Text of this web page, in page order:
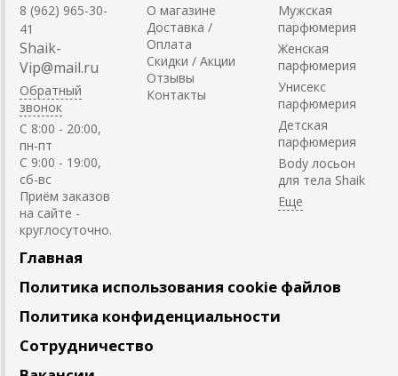
8 (962) 965-30-
41
Shaik-
Vip@mail.ru
Обратный
звонок
C 8:00 - 20:00,
пн-пт
С 9:00 - 19:00,
сб-вс
Приём заказов
на сайте -
круглосуточно.
О магазине
Доставка /
Оплата
Скидки / Акции
Отзывы
Контакты
Мужская
парфюмерия
Женская
парфюмерия
Унисекс
парфюмерия
Детская
парфюмерия
Body лосьон
для тела Shaik
Главная
Политика использования cookie файлов
Политика конфиденциальности
Сотрудничество